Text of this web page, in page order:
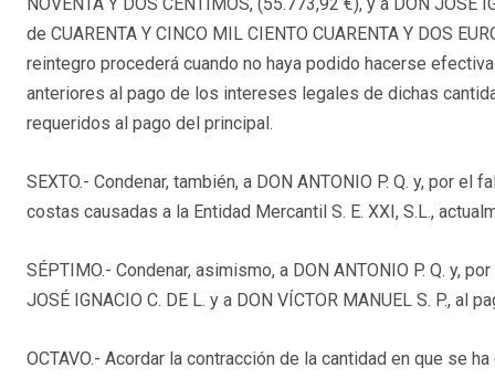
NOVENTA Y DOS CÉNTIMOS, (55.773,92 €), y a DON JOSÉ
de CUARENTA Y CINCO MIL CIENTO CUARENTA Y DOS
reintegro procederá cuando no haya podido hacerse
anteriores al pago de los intereses legales de dichas
requeridos al pago del principal.
SEXTO.- Condenar, también, a DON ANTONIO P. Q. y, por
costas causadas a la Entidad Mercantil S. E. XXI, S.L.,
SÉPTIMO.- Condenar, asimismo, a DON ANTONIO P. Q. y,
JOSÉ IGNACIO C. DE L. y a DON VÍCTOR MANUEL S. P.,
OCTAVO.- Acordar la contracción de la cantidad en que se